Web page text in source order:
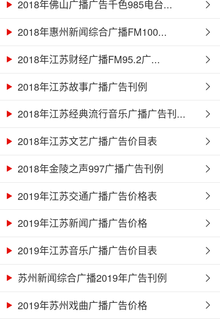
2018年佛山广播广告千色985电台...
2018年惠州新闻综合广播FM100...
2018年江苏财经广播FM95.2广...
2018年江苏故事广播广告刊例
2018年江苏经典流行音乐广播广告刊...
2018年江苏文艺广播广告价目表
2018年金陵之声997广播广告刊例
2019年江苏交通广播广告价格表
2019年江苏新闻广播广告价格
2019年江苏音乐广播广告价目表
苏州新闻综合广播2019年广告刊例
2019年苏州戏曲广播广告价格